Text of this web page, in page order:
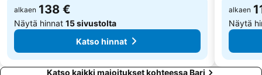
alkaen 138 €
Näytä hinnat 15 sivustolta
Katso hinnat
alkaen
Näytä
Katso kaikki majoitukset kohteessa Bari